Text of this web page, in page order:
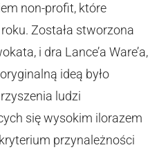
non-profit, które
Została stworzona
i dra Lance’a Ware’a,
ideą było
ludzi
się wysokim ilorazem
przynależności